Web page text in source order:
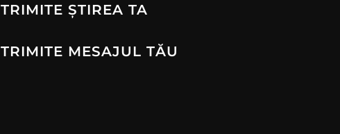
TRIMITE ȘTIREA TA
TRIMITE MESAJUL TĂU